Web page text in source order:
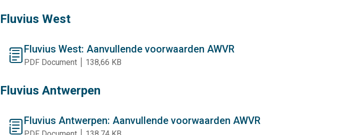
Fluvius West
document Fluvius West: Aanvullende voorwaarden AWVR
PDF Document 138,66 KB
Fluvius Antwerpen
document Fluvius Antwerpen: Aanvullende voorwaarden AWVR